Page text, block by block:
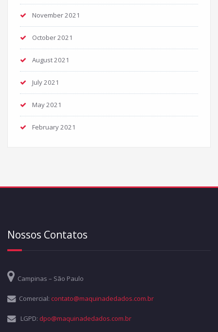
November 2021
October 2021
August 2021
July 2021
May 2021
February 2021
Nossos Contatos
Campinas – São Paulo
Comercial: contato@maquinadedados.com.br
LGPD: dpo@maquinadedados.com.br